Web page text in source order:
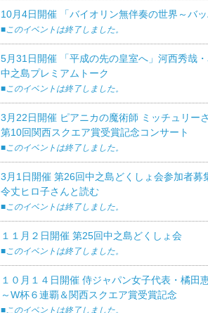
10月4日開催 「バイオリン無伴奏の世界～バ
■このイベントは終了しました。
5月31日開催 「平成の先の皇室へ」河西秀哉
中之島プレミアムトーク
■このイベントは終了しました。
3月22日開催 ピアニカの魔術師 ミッチュリー
第10回関西スクエア賞受賞記念コンサート
■このイベントは終了しました。
3月1日開催 第26回中之島どくしょ会参加者募
令丈ヒロ子さんと読む
■このイベントは終了しました。
１１月２日開催 第25回中之島どくしょ会
■このイベントは終了しました。
１０月１４日開催 侍ジャパン女子代表・橘田
～W杯６連覇＆関西スクエア賞受賞記念
■このイベントは終了しました。